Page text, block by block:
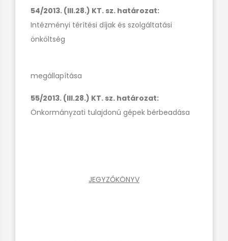
54/2013. (III.28.) KT. sz. határozat:
Intézményi térítési díjak és szolgáltatási
önköltség
megállapítása
55/2013. (III.28.) KT. sz. határozat:
Önkormányzati tulajdonú gépek bérbeadása
JEGYZŐKÖNYV